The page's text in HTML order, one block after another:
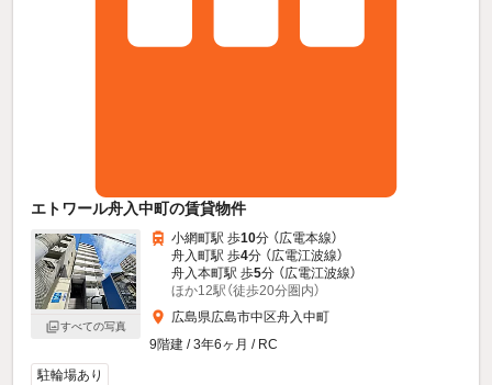
エトワール舟入中町の賃貸物件
すべての写真
小網町駅 歩10分 （広電本線）
舟入町駅 歩4分 （広電江波線）
舟入本町駅 歩5分 （広電江波線）
ほか12駅（徒歩20分圏内）
広島県広島市中区舟入中町
9階建 / 3年6ヶ月 / RC
駐輪場あり